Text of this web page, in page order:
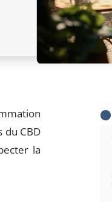
du CBD
la